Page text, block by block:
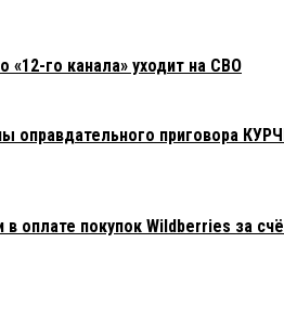
го канала» уходит на СВО
оправдательного приговора
в оплате покупок Wildberries за